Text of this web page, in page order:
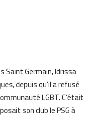
Saint Germain, Idrissa
depuis qu’il a refusé
LGBT. C’était
son club le PSG à